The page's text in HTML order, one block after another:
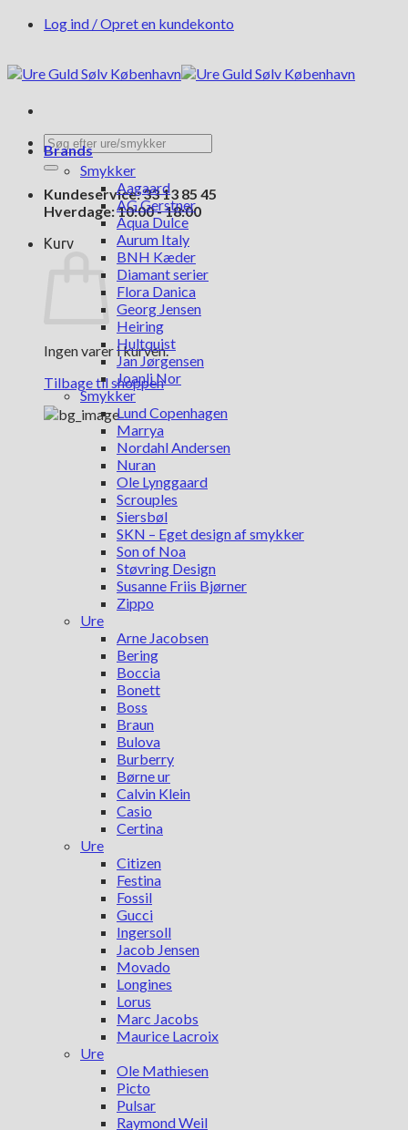
FortsætLog ind / Opret en kundekonto
Søg
efter:
Kundeservice: 33 13 85 45
Hverdage: 10:00 - 18:00
Kurv
Ingen varer i kurven.
Tilbage til shoppen
Brands
Smykker
Aagaard
AG Gerstner
Aqua Dulce
Aurum Italy
BNH Kæder
Diamant serier
Flora Danica
Georg Jensen
Heiring
Hultquist
Jan Jørgensen
Joanli Nor
Smykker
Lund Copenhagen
Marrya
Nordahl Andersen
Nuran
Ole Lynggaard
Scrouples
Siersbøl
SKN – Eget design af smykker
Son of Noa
Støvring Design
Susanne Friis Bjørner
Zippo
Ure
Arne Jacobsen
Bering
Boccia
Bonett
Boss
Braun
Bulova
Burberry
Børne ur
Calvin Klein
Casio
Certina
Ure
Citizen
Festina
Fossil
Gucci
Ingersoll
Jacob Jensen
Movado
Longines
Lorus
Marc Jacobs
Maurice Lacroix
Ure
Ole Mathiesen
Picto
Pulsar
Raymond Weil